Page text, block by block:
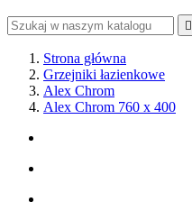

Strona główna
Grzejniki łazienkowe
Alex Chrom
Alex Chrom 760 x 400